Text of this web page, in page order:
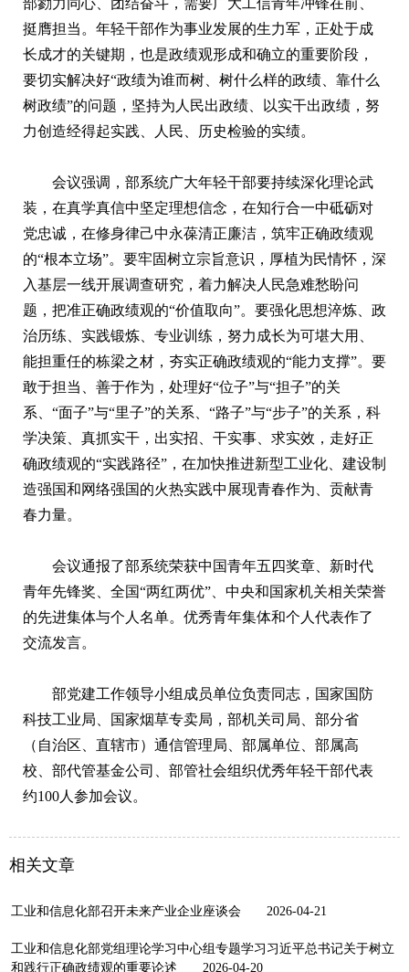
部勠力同心、团结奋斗，需要广大工信青年冲锋在前、
挺膺担当。年轻干部作为事业发展的生力军，正处于成
长成才的关键期，也是政绩观形成和确立的重要阶段，
要切实解决好“政绩为谁而树、树什么样的政绩、靠什么
树政绩”的问题，坚持为人民出政绩、以实干出政绩，努
力创造经得起实践、人民、历史检验的实绩。
会议强调，部系统广大年轻干部要持续深化理论武
装，在真学真信中坚定理想信念，在知行合一中砥砺对
党忠诚，在修身律己中永葆清正廉洁，筑牢正确政绩观
的“根本立场”。要牢固树立宗旨意识，厚植为民情怀，深
入基层一线开展调查研究，着力解决人民急难愁盼问
题，把准正确政绩观的“价值取向”。要强化思想淬炼、政
治历练、实践锻炼、专业训练，努力成长为可堪大用、
能担重任的栋梁之材，夯实正确政绩观的“能力支撑”。要
敢于担当、善于作为，处理好“位子”与“担子”的关
系、“面子”与“里子”的关系、“路子”与“步子”的关系，科
学决策、真抓实干，出实招、干实事、求实效，走好正
确政绩观的“实践路径”，在加快推进新型工业化、建设制
造强国和网络强国的火热实践中展现青春作为、贡献青
春力量。
会议通报了部系统荣获中国青年五四奖章、新时代
青年先锋奖、全国“两红两优”、中央和国家机关相关荣誉
的先进集体与个人名单。优秀青年集体和个人代表作了
交流发言。
部党建工作领导小组成员单位负责同志，国家国防
科技工业局、国家烟草专卖局，部机关司局、部分省
（自治区、直辖市）通信管理局、部属单位、部属高
校、部代管基金公司、部管社会组织优秀年轻干部代表
约100人参加会议。
相关文章
工业和信息化部召开未来产业企业座谈会 2026-04-21
工业和信息化部党组理论学习中心组专题学习习近平总书记关于树立
和践行正确政绩观的重要论述
2026-04-20